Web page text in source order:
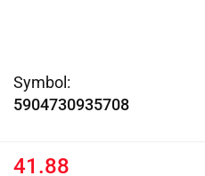
Symbol:
5904730935708
41.88